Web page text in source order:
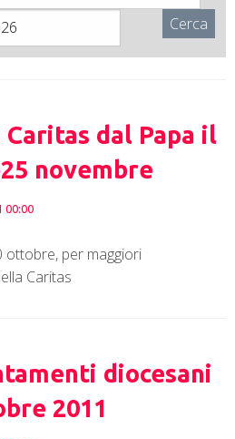
Cerca
Caritas dal Papa il
novembre
00:00
ottobre, per maggiori
Caritas
diocesani
2011